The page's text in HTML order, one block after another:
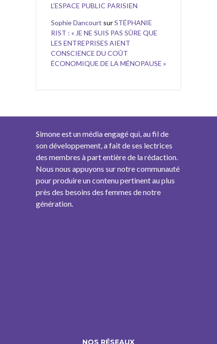
L’ESPACE PUBLIC PARISIEN
Sophie Dancourt surSTÉPHANIE
RIST : « JE NE SUIS PAS SÛRE QUE
LES ENTREPRISES AIENT
CONSCIENCE DU COÛT
ÉCONOMIQUE DE LA MÉNOPAUSE »
Simone est un média engagé qui, au fil de
son développement, a fait de ses lectrices
des membres à part entière de la rédaction.
Nous nous appuyons sur notre communauté
pour produire un contenu pertinent au plus
près des besoins des femmes de notre
génération.
NOS RÉSEAUX